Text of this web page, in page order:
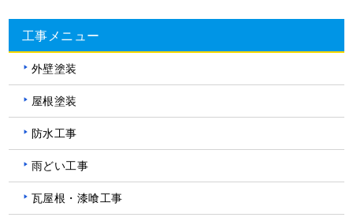
工事メニュー
外壁塗装
屋根塗装
防水工事
雨どい工事
瓦屋根・漆喰工事